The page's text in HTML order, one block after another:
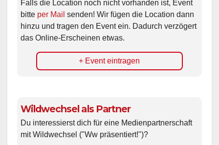
Falls die Location noch nicht vorhanden ist, Event
bitte per Mail senden! Wir fügen die Location dann
hinzu und tragen den Event ein. Dadurch verzögert
das Online-Erscheinen etwas.
+ Event eintragen
Wildwechsel als Partner
Du interessierst dich für eine Medienpartnerschaft
mit Wildwechsel ("Ww präsentiert!")?